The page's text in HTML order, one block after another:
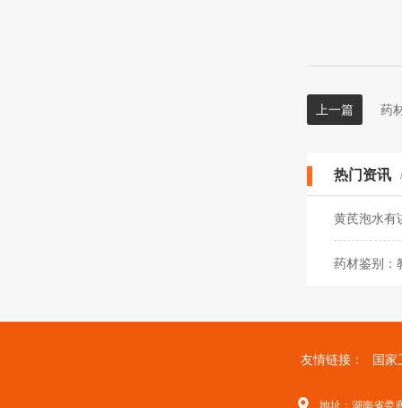
上一篇 药
热门资讯
黄芪泡水有
药材鉴别：
友情链接： 国家
地址：湖南省娄